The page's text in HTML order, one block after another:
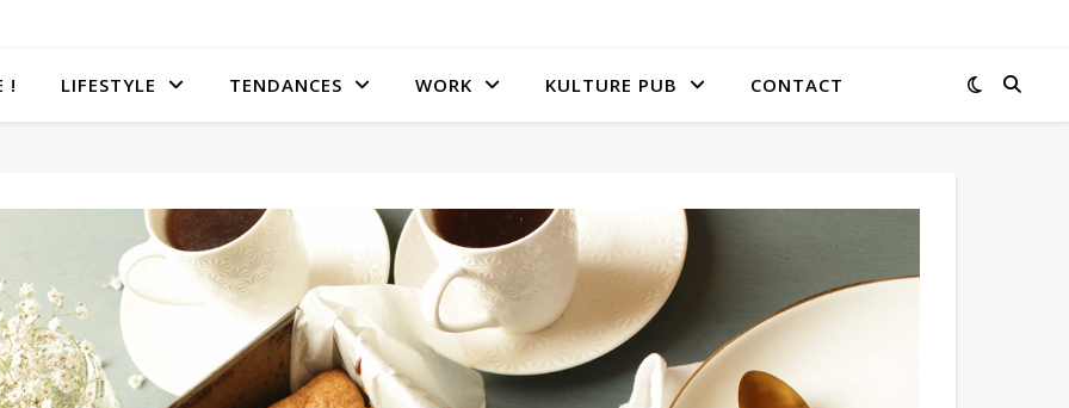
! LIFESTYLE TENDANCES WORK KULTURE PUB CONTACT